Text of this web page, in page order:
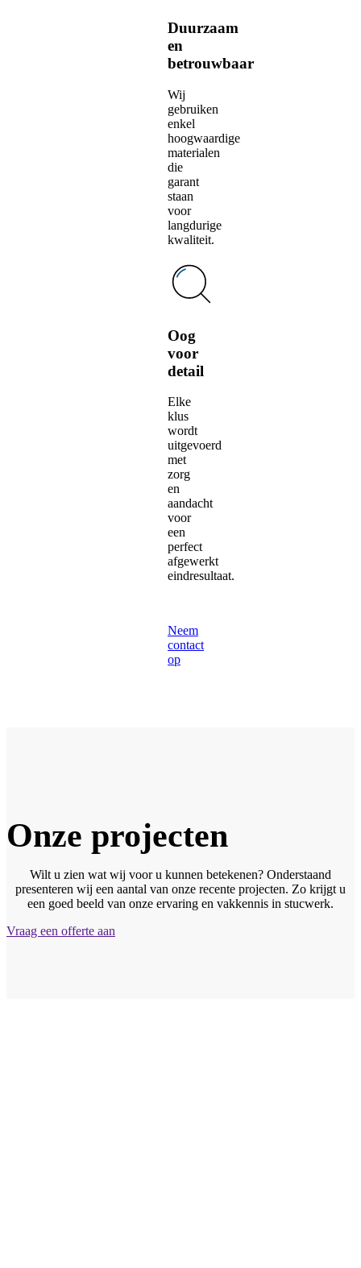
Duurzaam
en
betrouwbaar
Wij
gebruiken
enkel
hoogwaardige
materialen
die
garant
staan
voor
langdurige
kwaliteit.
Oog
voor
detail
Elke
klus
wordt
uitgevoerd
met
zorg
en
aandacht
voor
een
perfect
afgewerkt
eindresultaat.
Neem
contact
op
Onze projecten
Wilt u zien wat wij voor u kunnen betekenen? Onderstaand
presenteren wij een aantal van onze recente projecten. Zo krijgt u
een goed beeld van onze ervaring en vakkennis in stucwerk.
Vraag een offerte aan